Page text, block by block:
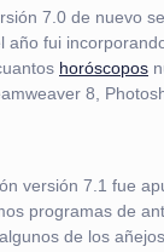
7.0 de nuevo
año fui
horóscopos
8,
versión 7.1 fue
programas de
de los